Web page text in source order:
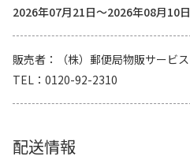
2026年07月21日～2026年08月10日
販売者
（株）郵便局物販サービス
TEL
0120-92-2310
配送情報